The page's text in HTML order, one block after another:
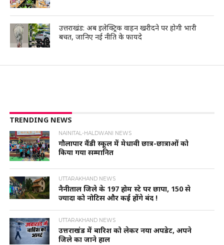
उत्तराखंड: अब इलेक्ट्रिक वाहन खरीदने पर होगी भारी
बचत, जानिए नई नीति के फायदे
TRENDING NEWS
NAINITAL-HALDWANI NEWS
गौलापार वैंडी स्कूल में मेधावी छात्र-छात्राओं को
किया गया सम्मानित
UTTARAKHAND NEWS
नैनीताल जिले के 197 होम स्टे पर छापा, 150 से
ज्यादा को नोटिस और कई होंगे बंद !
UTTARAKHAND NEWS
उत्तराखंड में बारिश को लेकर नया अपडेट, अपने
जिले का जाने हाल